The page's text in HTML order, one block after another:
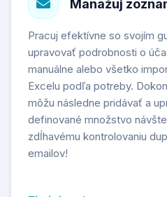
Manažuj
Pracuj efektívne so svojím
upravovať podrobnosti o
manuálne alebo všetko
Excelu podľa potreby.
môžu následne pridávať a
definované množstvo
zdĺhavému kontrolovaniu
emailov!